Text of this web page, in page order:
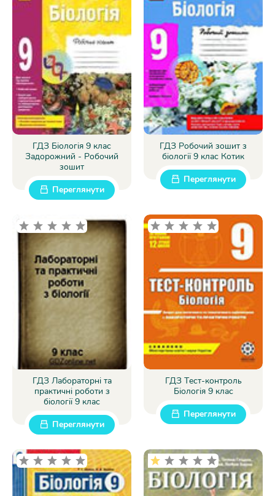
ГДЗ Біологія 9 клас
Задорожний - Робочий
зошит
Переглянути
ГДЗ Робочий зошит з
біології 9 клас Котик
Переглянути
ГДЗ Лабораторні та
практичні роботи з
біології 9 клас
Переглянути
ГДЗ Tест-контроль
Біологія 9 клас
Переглянути